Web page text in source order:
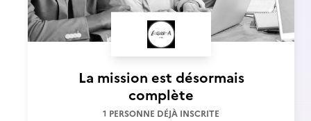
La mission est désormais
complète
1 PERSONNE DÉJÀ INSCRITE